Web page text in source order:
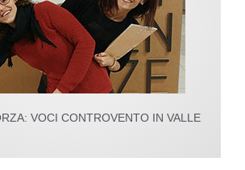
VOCI CONTROVENTO IN VALLE